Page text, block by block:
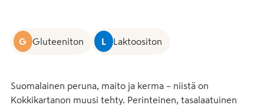
G Gluteeniton L Laktoositon
Suomalainen peruna, maito ja kerma – niistä on
Kokkikartanon muusi tehty. Perinteinen, tasalaatuinen